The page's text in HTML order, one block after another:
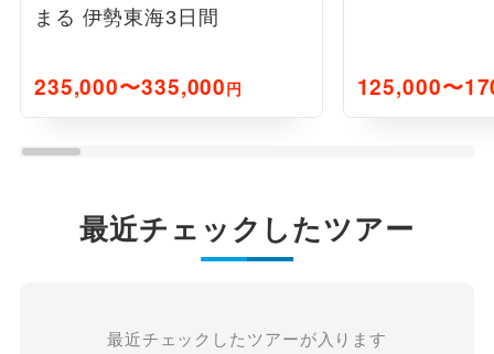
まる 伊勢東海3日間
235,000〜335,000円 125,000〜
最近チェックしたツアー
最近チェックしたツアーが入ります